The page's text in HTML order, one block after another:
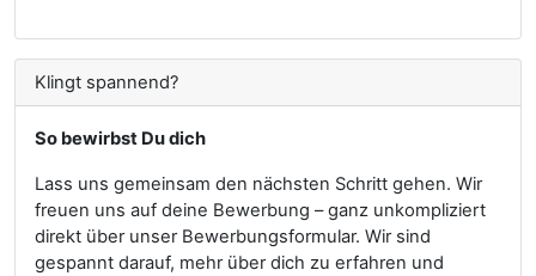
Klingt spannend?
So bewirbst Du dich
Lass uns gemeinsam den nächsten Schritt gehen. Wir
freuen uns auf deine Bewerbung – ganz unkompliziert
direkt über unser Bewerbungsformular. Wir sind
gespannt darauf, mehr über dich zu erfahren und